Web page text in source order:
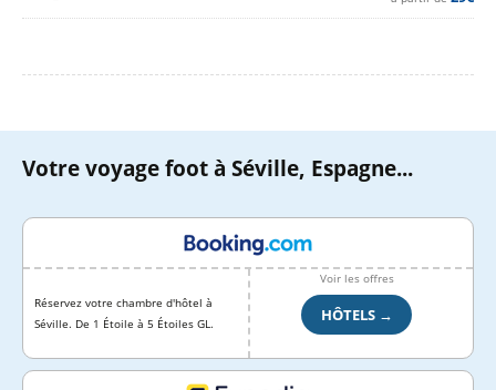
Votre voyage foot à Séville, Espagne...
Réservez votre chambre d'hôtel à
Séville. De 1 Étoile à 5 Étoiles GL.
Voir les offres
HÔTELS →